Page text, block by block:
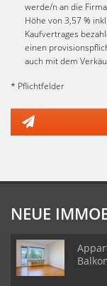
werde/n an die
Höhe von 3,57 %
Kaufvertrages
einen
auch mit dem
* Pflichtfelder
NEUE